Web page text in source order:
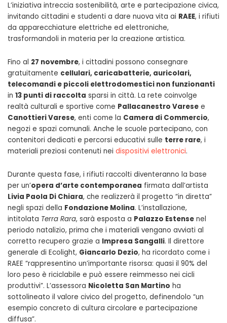
L’iniziativa intreccia sostenibilità, arte e partecipazione civica,
invitando cittadini e studenti a dare nuova vita ai RAEE, i rifiuti
da apparecchiature elettriche ed elettroniche,
trasformandoli in materia per la creazione artistica.
Fino al 27 novembre, i cittadini possono consegnare
gratuitamente cellulari, caricabatterie, auricolari,
telecomandi e piccoli elettrodomestici non funzionanti
in 13 punti di raccolta sparsi in città. La rete coinvolge
realtà culturali e sportive come Pallacanestro Varese e
Canottieri Varese, enti come la Camera di Commercio,
negozi e spazi comunali. Anche le scuole partecipano, con
contenitori dedicati e percorsi educativi sulle terre rare, i
materiali preziosi contenuti nei dispositivi elettronici.
Durante questa fase, i rifiuti raccolti diventeranno la base
per un’opera d’arte contemporanea firmata dall’artista
Livia Paola Di Chiara, che realizzerà il progetto “in diretta”
negli spazi della Fondazione Molina. L’installazione,
intitolata Terra Rara, sarà esposta a Palazzo Estense nel
periodo natalizio, prima che i materiali vengano avviati al
corretto recupero grazie a Impresa Sangalli. Il direttore
generale di Ecolight, Giancarlo Dezio, ha ricordato come i
RAEE “rappresentino un’importante risorsa: quasi il 90% del
loro peso è riciclabile e può essere reimmesso nei cicli
produttivi”. L’assessora Nicoletta San Martino ha
sottolineato il valore civico del progetto, definendolo “un
esempio concreto di cultura circolare e partecipazione
diffusa”.